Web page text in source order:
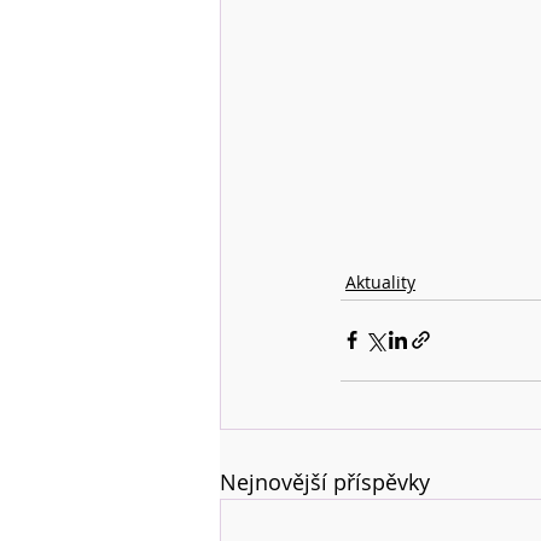
Aktuality
Nejnovější příspěvky